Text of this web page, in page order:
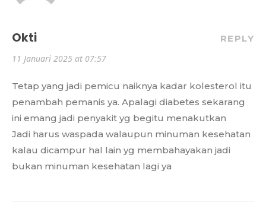
Okti
11 Januari 2025 at 07:57
REPLY
Tetap yang jadi pemicu naiknya kadar kolesterol itu
penambah pemanis ya. Apalagi diabetes sekarang
ini emang jadi penyakit yg begitu menakutkan
Jadi harus waspada walaupun minuman kesehatan
kalau dicampur hal lain yg membahayakan jadi
bukan minuman kesehatan lagi ya